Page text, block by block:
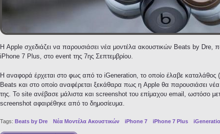
Η Apple σχεδιάζει να παρουσιάσει νέα μοντέλα ακουστικών Beats by Dre,
iPhone 7 Plus, στο event της 7ης Σεπτεμβρίου.
Η αναφορά έρχεται στο φως από το iGeneration, το οποίο έλαβε
Beats και στο οποίο αναφέρεται ξεκάθαρα πως η Apple θα παρουσιάσει
της. To site ανέβασε μάλιστα και screenshot του επίμαχου email, ωστόσο
screenshot αφαιρέθηκε από το δημοσίευμα.
Tags: Beats by Dre Νέα Μοντέλα Ακουστικών iPhone 7 iPhone 7 Plus